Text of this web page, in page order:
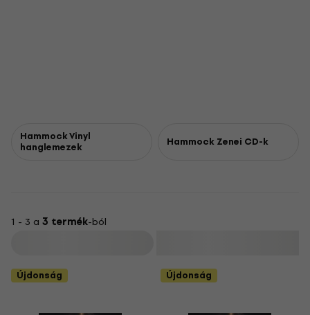
Hammock Vinyl
hanglemezek Hammock Zenei CD-k
1 - 3 a 3 termék-ból
Újdonság Újdonság